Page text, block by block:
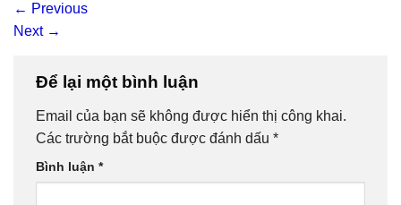
← Previous
Next →
Để lại một bình luận
Email của bạn sẽ không được hiển thị công khai.
Các trường bắt buộc được đánh dấu *
Bình luận *